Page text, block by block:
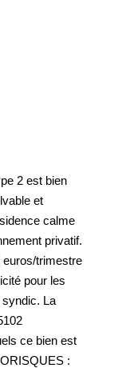
2 est bien
et
calme
privatif.
euros/trimestre
pour les
La
ce bien est
: